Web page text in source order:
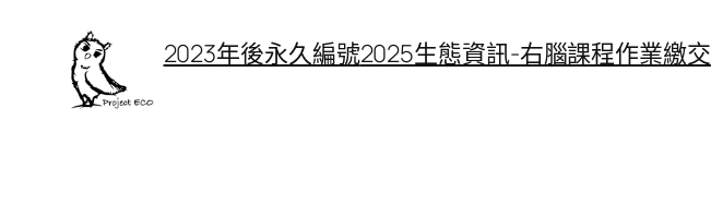
2023年後永久編號2025生態資訊-右腦課程作業繳交